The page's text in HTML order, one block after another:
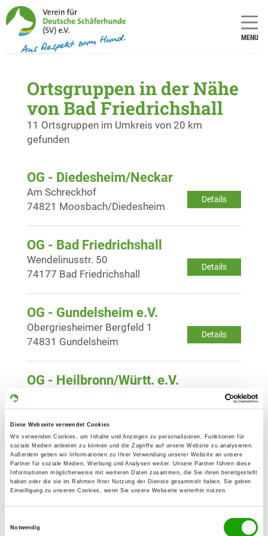
Diese Webseite verwendet Cookies
Wir verwenden Cookies, um Inhalte und Anzeigen zu personalisieren, Funktionen für
soziale Medien anbieten zu können und die Zugriffe auf unsere Website zu analysieren.
Außerdem geben wir Informationen zu Ihrer Verwendung unserer Website an unsere
Partner für soziale Medien, Werbung und Analysen weiter. Unsere Partner führen diese
Informationen möglicherweise mit weiteren Daten zusammen, die Sie ihnen bereitgestellt
haben oder die sie im Rahmen Ihrer Nutzung der Dienste gesammelt haben. Sie geben
Einwilligung zu unseren Cookies, wenn Sie unsere Webseite weiterhin nutzen.
Notwendig
MENU
Ortsgruppen in der Nähe
von Bad Friedrichshall
11 Ortsgruppen im Umkreis von 20 km
gefunden
OG - Diedesheim/Neckar
Details
Am Schreckhof
74821 Moosbach/Diedesheim
OG - Bad Friedrichshall
Details
Wendelinusstr. 50
74177 Bad Friedrichshall
OG - Gundelsheim e.V.
Details
Obergriesheimer Bergfeld 1
74831 Gundelsheim
OG - Heilbronn/Württ. e.V.
Details
74080 Heilbronn
OG - Leingarten e.V.
Details
Am Hardt 1
74211 Leingarten
Am Roßmarkt 1